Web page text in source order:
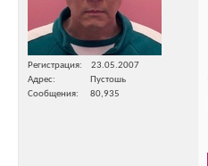
Регистрация
23.05.2007
Адрес
Пустошь
Сообщения
80,935